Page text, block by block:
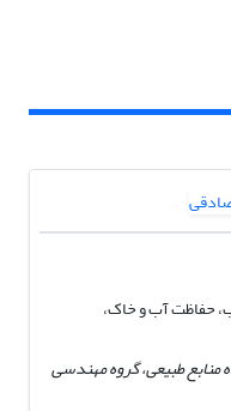
حفاظت آب و خاک،
طبیعی، گروه مهندسی